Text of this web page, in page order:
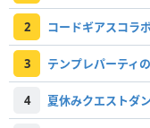
2 コードギアスコラ
3 テンプレパーティ
4 夏休みクエストダ